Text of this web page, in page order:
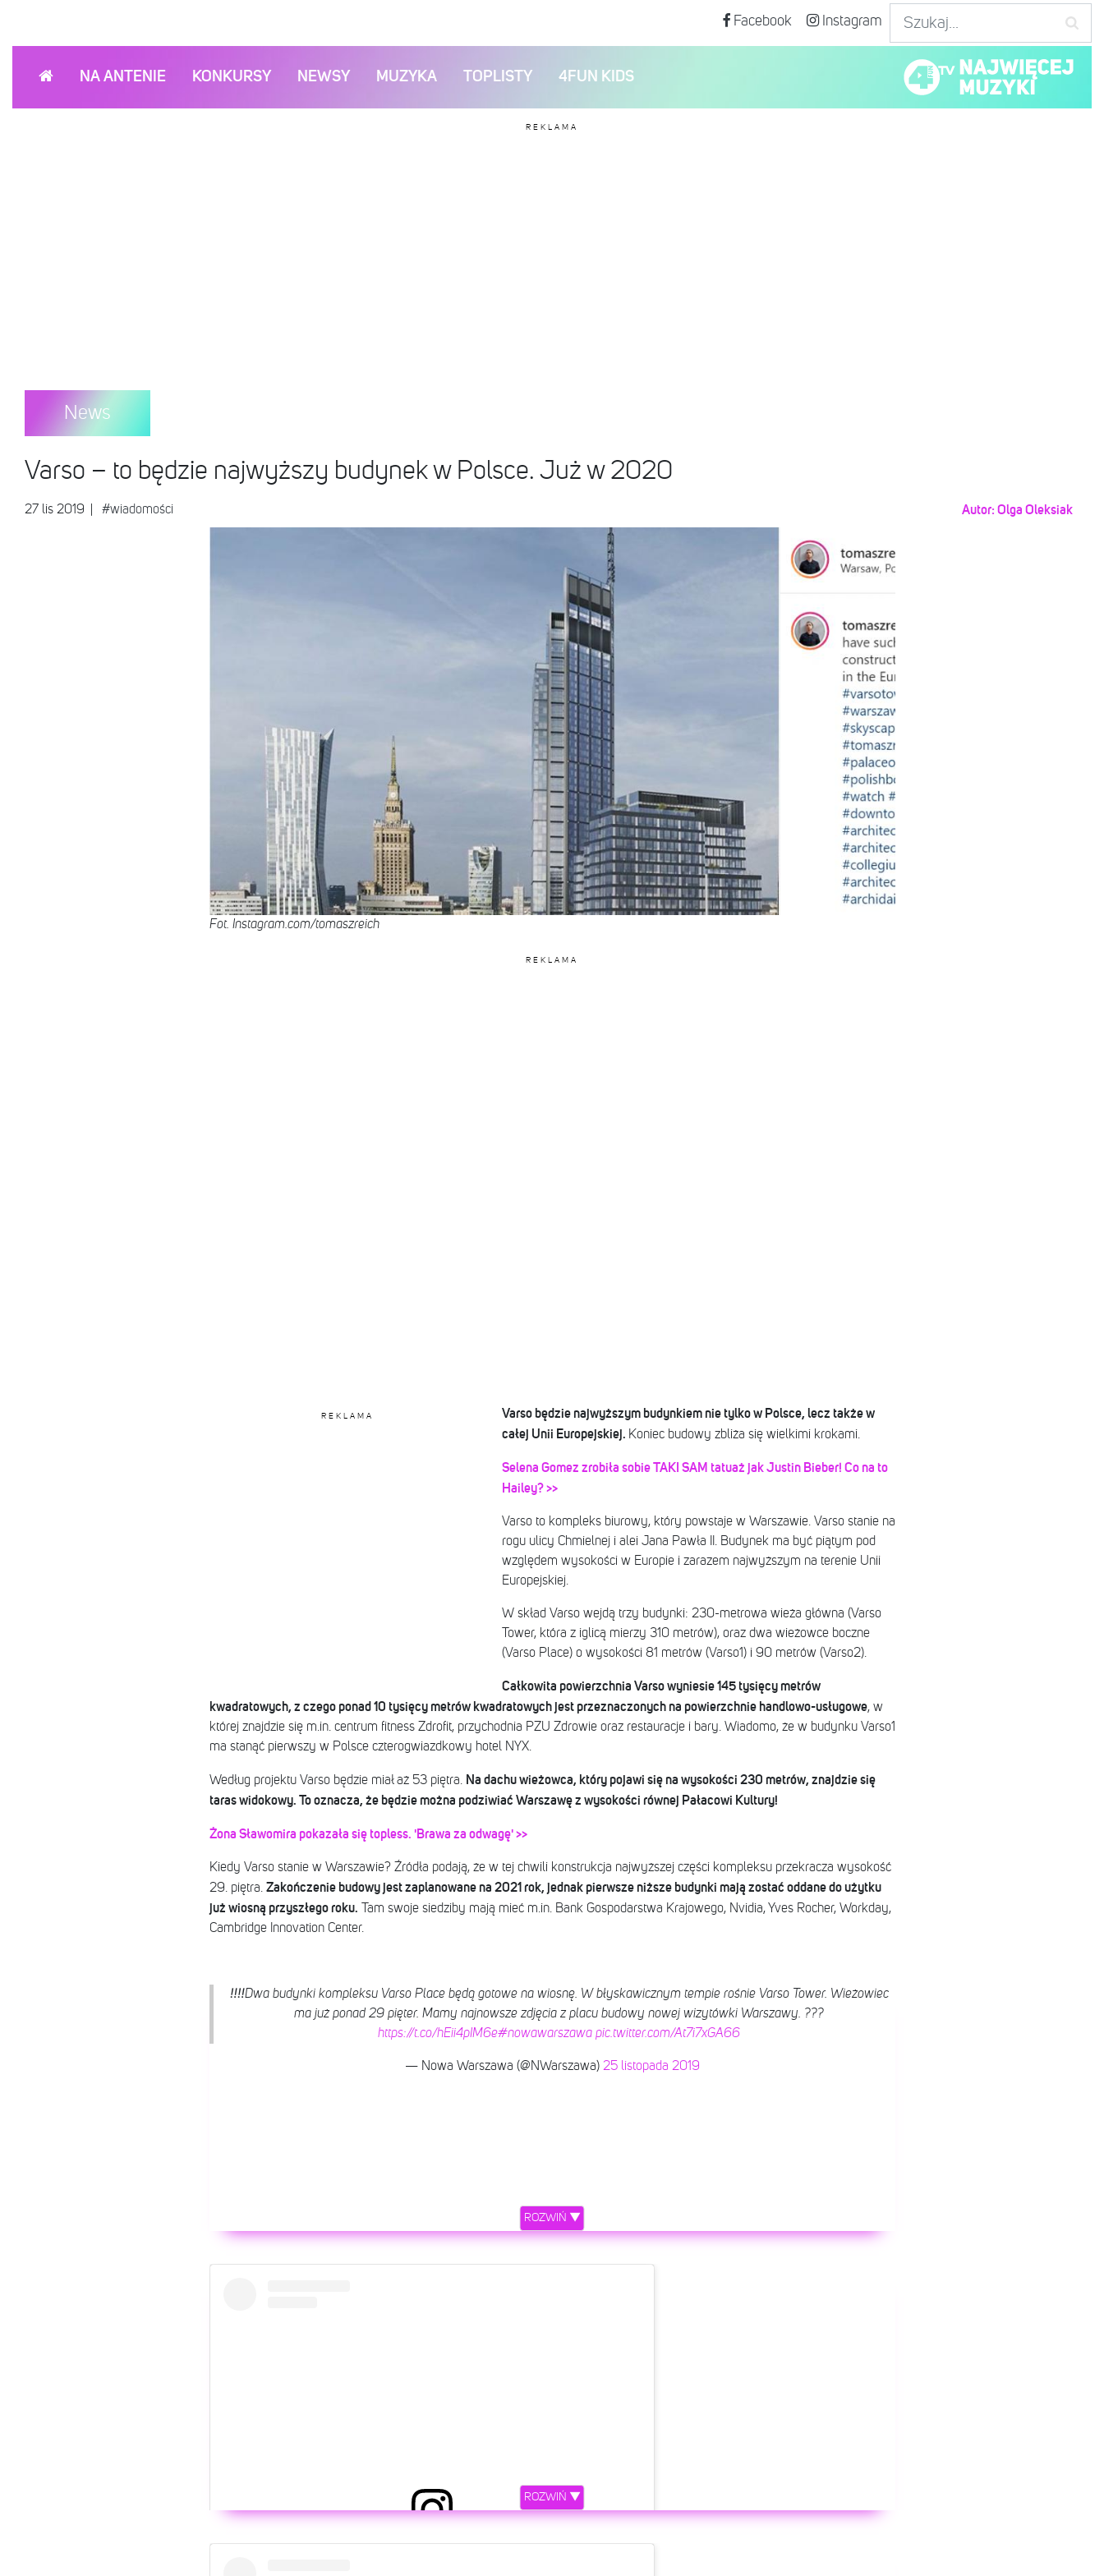
Facebook Instagram
NA ANTENIE KONKURSY NEWSY MUZYKA TOPLISTY 4FUN KIDS
REKLAMA
News
Varso – to będzie najwyższy budynek w Polsce. Już w 2020
27 lis 2019 #wiadomości Autor: Olga Oleksiak
Fot. Instagram.com/tomaszreich
REKLAMA
REKLAMA
Varso będzie najwyższym budynkiem nie tylko w Polsce, lecz także w
całej Unii Europejskiej. Koniec budowy zbliża się wielkimi krokami.
Selena Gomez zrobiła sobie TAKI SAM tatuaż jak Justin Bieber! Co na to
Hailey? >>
Varso to kompleks biurowy, który powstaje w Warszawie. Varso stanie na
rogu ulicy Chmielnej i alei Jana Pawła II. Budynek ma być piątym pod
względem wysokości w Europie i zarazem najwyższym na terenie Unii
Europejskiej.
W skład Varso wejdą trzy budynki: 230-metrowa wieża główna (Varso
Tower, która z iglicą mierzy 310 metrów), oraz dwa wieżowce boczne
(Varso Place) o wysokości 81 metrów (Varso1) i 90 metrów (Varso2).
Całkowita powierzchnia Varso wyniesie 145 tysięcy metrów
kwadratowych, z czego ponad 10 tysięcy metrów kwadratowych jest przeznaczonych na powierzchnie handlowo-usługowe, w
której znajdzie się m.in. centrum fitness Zdrofit, przychodnia PZU Zdrowie oraz restauracje i bary. Wiadomo, że w budynku Varso1
ma stanąć pierwszy w Polsce czterogwiazdkowy hotel NYX.
Według projektu Varso będzie miał aż 53 piętra. Na dachu wieżowca, który pojawi się na wysokości 230 metrów, znajdzie się
taras widokowy. To oznacza, że będzie można podziwiać Warszawę z wysokości równej Pałacowi Kultury!
Żona Sławomira pokazała się topless. 'Brawa za odwagę' >>
Kiedy Varso stanie w Warszawie? Źródła podają, że w tej chwili konstrukcja najwyższej części kompleksu przekracza wysokość
29. piętra. Zakończenie budowy jest zaplanowane na 2021 rok, jednak pierwsze niższe budynki mają zostać oddane do użytku
już wiosną przyszłego roku. Tam swoje siedziby mają mieć m.in. Bank Gospodarstwa Krajowego, Nvidia, Yves Rocher, Workday,
Cambridge Innovation Center.
‼️‼️Dwa budynki kompleksu Varso Place będą gotowe na wiosnę. W błyskawicznym tempie rośnie Varso Tower. Wieżowiec
ma już ponad 29 pięter. Mamy najnowsze zdjęcia z placu budowy nowej wizytówki Warszawy. ???
https://t.co/hEii4pIM6e#nowawarszawa pic.twitter.com/At7i7xGA66
— Nowa Warszawa (@NWarszawa) 25 listopada 2019
ROZWIŃ ▼
ROZWIŃ ▼